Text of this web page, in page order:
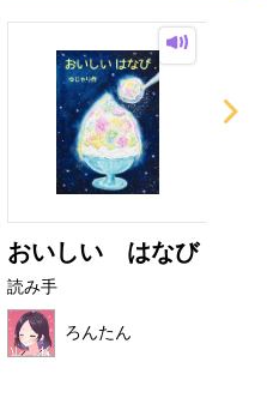
おいしい はなび
読み手
ろんたん